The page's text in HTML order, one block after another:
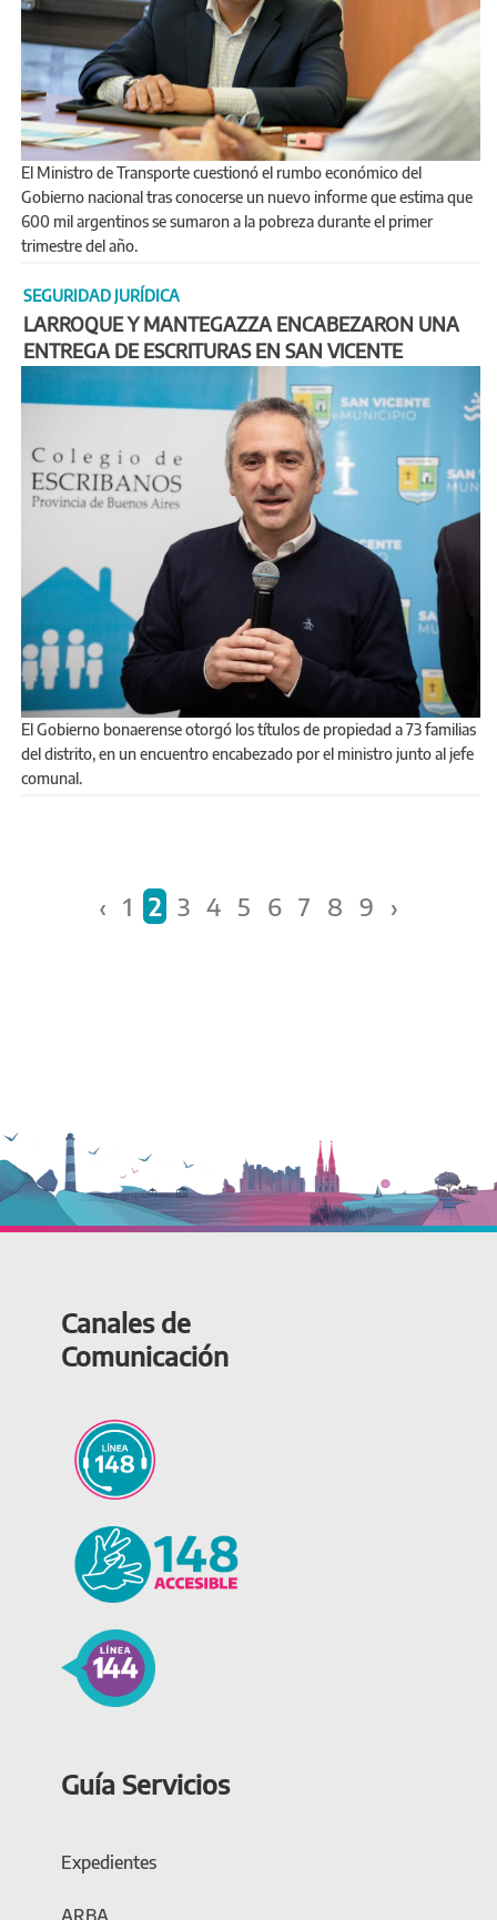
El Ministro de Transporte cuestionó el rumbo económico del
Gobierno nacional tras conocerse un nuevo informe que estima que
600 mil argentinos se sumaron a la pobreza durante el primer
trimestre del año.
SEGURIDAD JURÍDICA
LARROQUE Y MANTEGAZZA ENCABEZARON UNA
ENTREGA DE ESCRITURAS EN SAN VICENTE
El Gobierno bonaerense otorgó los títulos de propiedad a 73 familias
del distrito, en un encuentro encabezado por el ministro junto al jefe
comunal.
‹ 1 2 3 4 5 6 7 8 9 ›
Canales de
Comunicación
Guía Servicios
Expedientes